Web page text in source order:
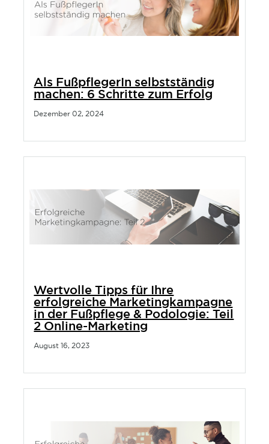
Als FußpflegerIn selbstständig
machen: 6 Schritte zum Erfolg
Dezember 02, 2024
Wertvolle Tipps für Ihre
erfolgreiche Marketingkampagne
in der Fußpflege & Podologie: Teil
2 Online-Marketing
August 16, 2023